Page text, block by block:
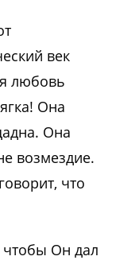
век
любовь
Она
Она
возмездие.
что
Он дал